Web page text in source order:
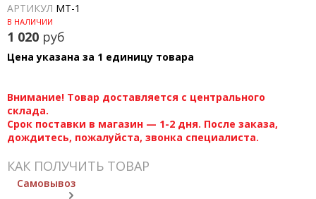
АРТИКУЛ МТ-1
В НАЛИЧИИ
1 020 руб
Цена указана за 1 единицу товара
Внимание! Товар доставляется с центрального
склада.
Срок поставки в магазин — 1-2 дня. После заказа,
дождитесь, пожалуйста, звонка специалиста.
КАК ПОЛУЧИТЬ ТОВАР
Самовывоз